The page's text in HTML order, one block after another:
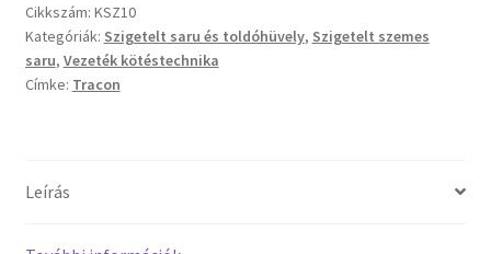
ónozott
elektrolitréz,
kék
Cikkszám: KSZ10
Kategóriák: Szigetelt saru és toldóhüvely, Szigetelt szemes
saru, Vezeték kötéstechnika
Címke: Tracon
Leírás